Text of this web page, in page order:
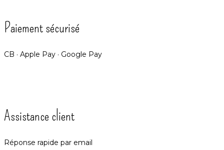
Paiement sécurisé
CB · Apple Pay · Google Pay
Assistance client
Réponse rapide par email